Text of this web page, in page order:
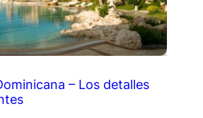
– Los detalles